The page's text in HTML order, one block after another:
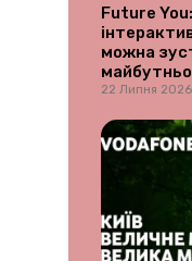
Future
можна
22 Липня 2026